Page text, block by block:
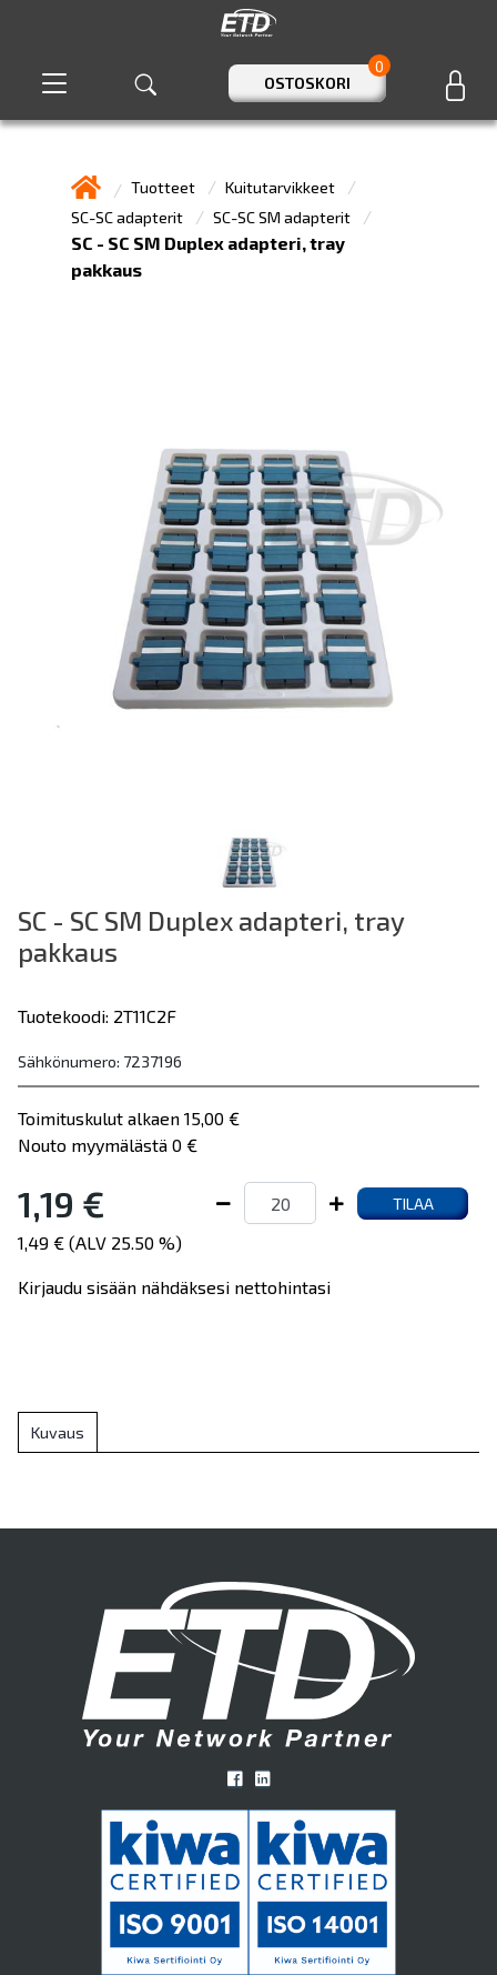
OSTOSKORI
0
Tuotteet
Kuitutarvikkeet
SC-SC adapterit
SC-SC SM adapterit
SC - SC SM Duplex adapteri, tray
pakkaus
SC - SC SM Duplex adapteri, tray
pakkaus
Tuotekoodi: 2T11C2F
Sähkönumero: 7237196
Toimituskulut alkaen 15,00 €
Nouto myymälästä 0 €
1,19 € TILAA
1,49 € (ALV 25.50 %)
Kirjaudu sisään nähdäksesi nettohintasi
Kuvaus